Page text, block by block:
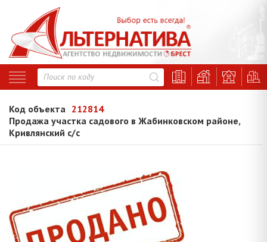
Код объекта 212814
Продажа участка садового в Жабинковском районе,
Кривлянский с/с